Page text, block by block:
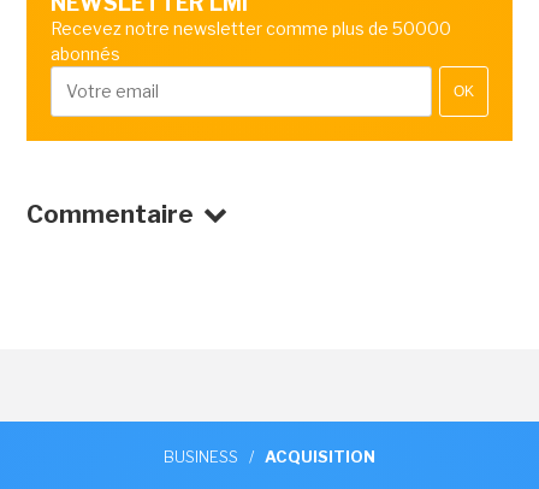
Recevez notre newsletter comme plus de 50000
abonnés
OK
Commentaire
BUSINESS / ACQUISITION